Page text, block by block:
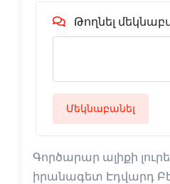
Թողնել
Մեկնաբանել
Գործարար ալիքի
իրանագետ Էդվարդ